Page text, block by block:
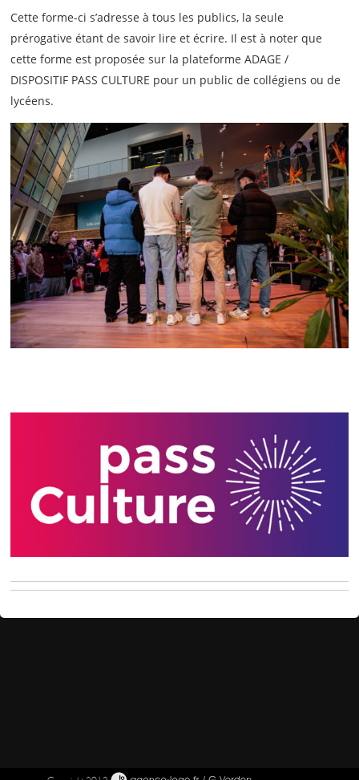
Cette forme-ci s’adresse à tous les publics, la seule
prérogative étant de savoir lire et écrire. Il est à noter que
cette forme est proposée sur la plateforme ADAGE /
DISPOSITIF PASS CULTURE pour un public de collégiens ou de
lycéens.